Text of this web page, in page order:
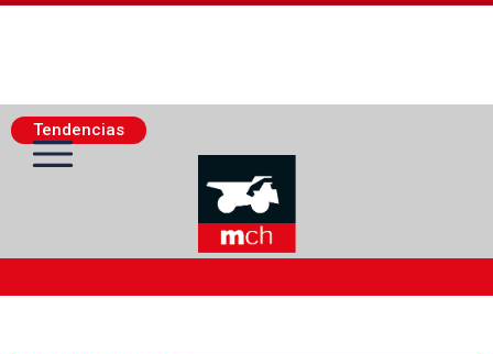
Tendencias
Actualidad Minera